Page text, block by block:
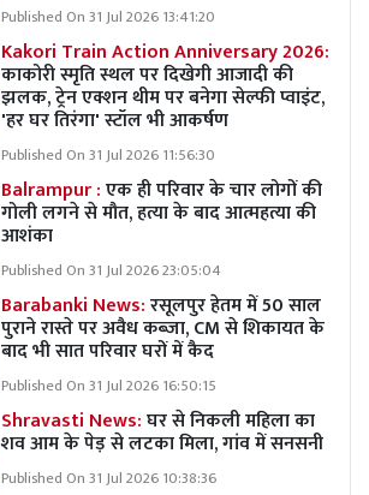
Published On 31 Jul 2026 13:41:20
Kakori Train Action Anniversary 2026:
काकोरी स्मृति स्थल पर दिखेगी आजादी की
झलक, ट्रेन एक्शन थीम पर बनेगा सेल्फी प्वाइंट,
'हर घर तिरंगा' स्टॉल भी आकर्षण
Published On 31 Jul 2026 11:56:30
Balrampur :एक ही परिवार के चार लोगों की
गोली लगने से मौत, हत्या के बाद आत्महत्या की
आशंका
Published On 31 Jul 2026 23:05:04
Barabanki News:रसूलपुर हेतम में 50 साल
पुराने रास्ते पर अवैध कब्ज़ा, CM से शिकायत के
बाद भी सात परिवार घरों में कैद
Published On 31 Jul 2026 16:50:15
Shravasti News:घर से निकली महिला का
शव आम के पेड़ से लटका मिला, गांव में सनसनी
Published On 31 Jul 2026 10:38:36